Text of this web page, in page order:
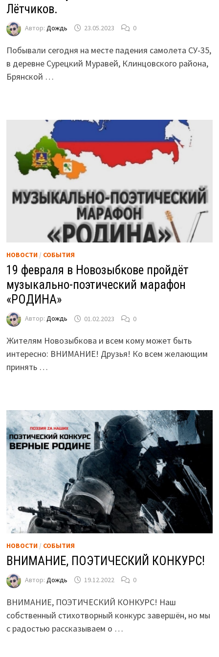
Лётчиков.
Автор: Дождь 23.05.2023 0
Побывали сегодня на месте падения самолета СУ-35,
в деревне Сурецкий Муравей, Клинцовского района,
Брянской …
НОВОСТИ/ СОБЫТИЯ
19 февраля в Новозыбкове пройдёт
музыкально-поэтический марафон
«РОДИНА»
Автор: Дождь 01.02.2023 0
Жителям Новозыбкова и всем кому может быть
интересно: ВНИМАНИЕ! Друзья! Ко всем желающим
принять …
НОВОСТИ/ СОБЫТИЯ
ВНИМАНИЕ, ПОЭТИЧЕСКИЙ КОНКУРС!
Автор: Дождь 19.12.2022 0
ВНИМАНИЕ, ПОЭТИЧЕСКИЙ КОНКУРС! Наш
собственный стихотворный конкурс завершён, но мы
с радостью рассказываем о …